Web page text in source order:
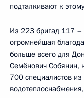
подталкивают к
Из 223 бригад 117 –
огромнейшая
больше всего для
Семёнович Собянин,
700 специалистов